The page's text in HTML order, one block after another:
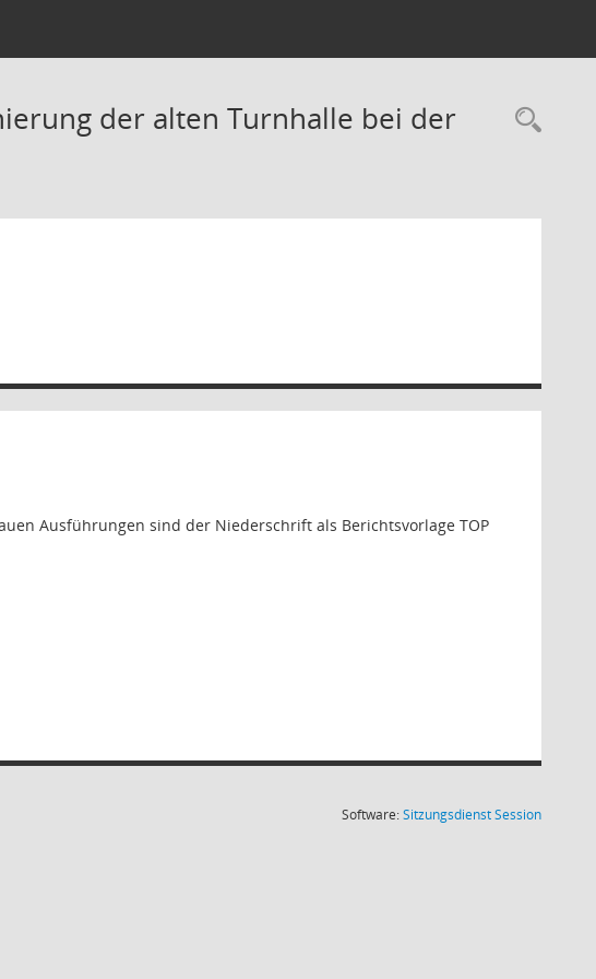
der alten Turnhalle bei der
Ausführungen sind der Niederschrift als Berichtsvorlage TOP
Software:SitzungsdienstSession(Wird in